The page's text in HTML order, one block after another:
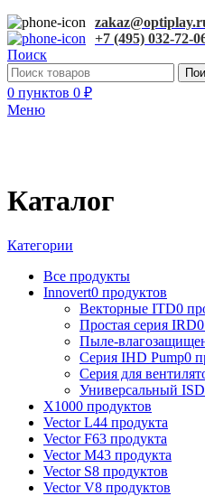
+7 (495) 032-72-
Поиск
0 пунктов 0 ₽
Меню
Каталог
Категории
Все продукты
Innovert0 продуктов
Векторные ITD0
Простая серия IRD
Пыле-
Серия IHD Pump0
Серия для
Универсальный
X1000 продуктов
Vector L44 продукта
Vector F63 продукта
Vector M43 продукта
Vector S8 продуктов
Vector V8 продуктов